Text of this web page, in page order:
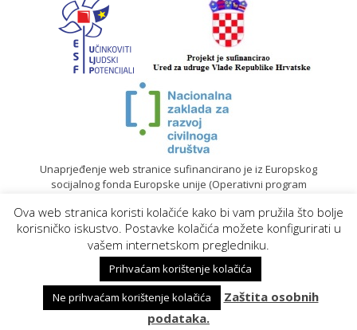
Unaprjeđenje web stranice sufinancirano je iz Europskog
socijalnog fonda Europske unije (Operativni program
© 2020. Sadržaj mrežne stranice isključiva je odgovornost
Gradskog društva Crvenog križa Koprivnica | Izrada web
stranica
Ova web stranica koristi kolačiće kako bi vam pružila što bolje
korisničko iskustvo. Postavke kolačića možete konfigurirati u
vašem internetskom pregledniku.
Prihvaćam korištenje kolačića
Ne prihvaćam korištenje kolačića
Zaštita osobnih
podataka.